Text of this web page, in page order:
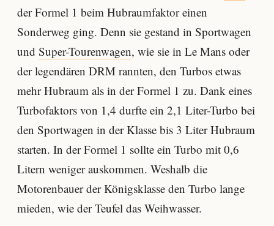
der Formel 1 beim Hubraumfaktor einen
Sonderweg ging. Denn sie gestand in Sportwagen
und Super-Tourenwagen, wie sie in Le Mans oder
der legendären DRM rannten, den Turbos etwas
mehr Hubraum als in der Formel 1 zu. Dank eines
Turbofaktors von 1,4 durfte ein 2,1 Liter-Turbo bei
den Sportwagen in der Klasse bis 3 Liter Hubraum
starten. In der Formel 1 sollte ein Turbo mit 0,6
Litern weniger auskommen. Weshalb die
Motorenbauer der Königsklasse den Turbo lange
mieden, wie der Teufel das Weihwasser.